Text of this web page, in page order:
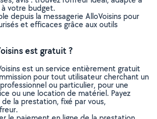
votre budget.
depuis la messagerie AlloVoisins pour
et efficaces grâce aux outils
est gratuit ?
est un service entièrement gratuit
pour tout utilisateur cherchant un
ou particulier, pour une
ou une location de matériel. Payez
la prestation, fixé par vous,